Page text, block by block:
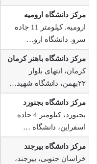
مرکز دانشگاه ارومیه
ارومیه. کیلومتر 11 جاده
سرو. دانشگاه ارو…
مرکز دانشگاه باهنر کرمان
کرمان، انتهای بلوار
۲۲بهمن، دانشگاه شهید…
مرکز دانشگاه بجنورد
بجنورد، کیلومتر 4 جاده
اسفراین، دانشگاه …
مرکز دانشگاه بیرجند
خراسان جنوبی، بیرجند،